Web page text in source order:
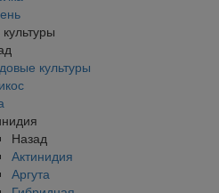
культуры
Назад
Актинидия
Аргута